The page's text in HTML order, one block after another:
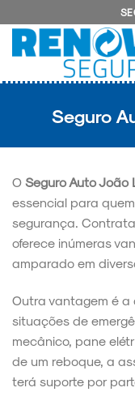
to
content
Seguro
O Seguro Auto João
essencial para
segurança.
oferece inúmeras
amparado em
Outra vantagem é a
situações de
mecânico, pane
de um reboque, a
terá suporte por